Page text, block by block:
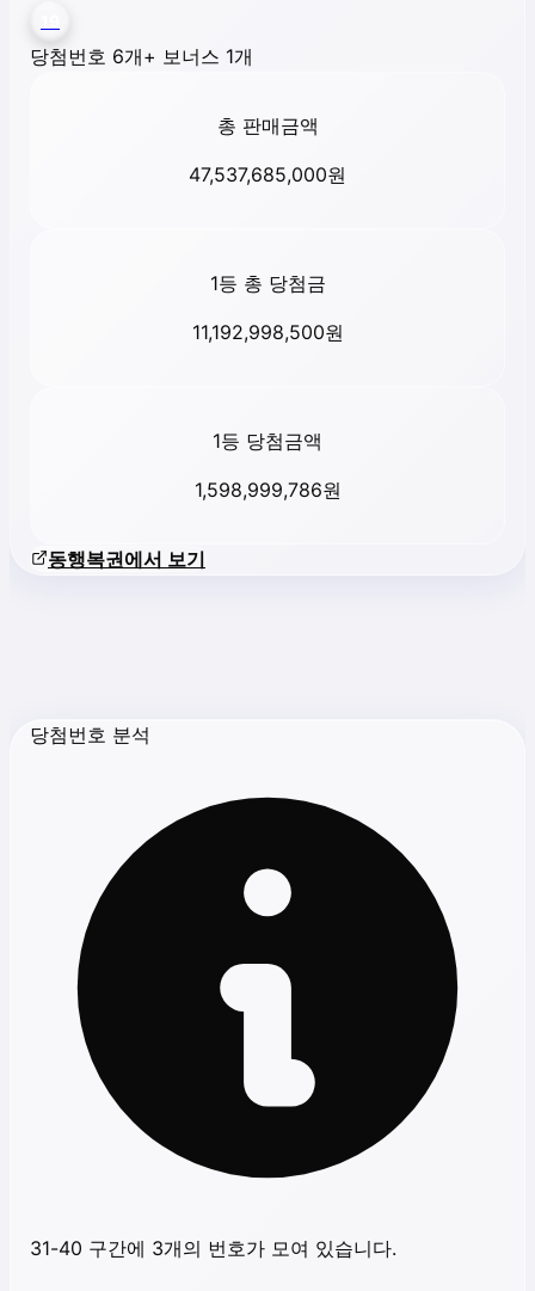
당첨번호 6개+ 보너스 1개
총 판매금액
47,537,685,000원
1등 총 당첨금
11,192,998,500원
1등 당첨금액
1,598,999,786원
동행복권에서 보기
당첨번호 분석
31-40 구간에 3개의 번호가 모여 있습니다.